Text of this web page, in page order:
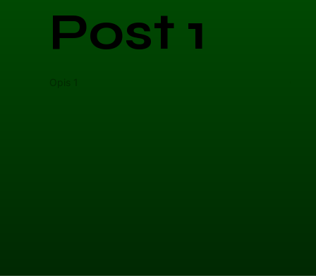
Post 1
Opis 1